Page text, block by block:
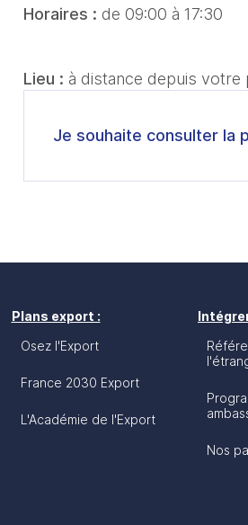
Horaires : de 09:00 à 17:30
Lieu : à distance depuis votre
Je souhaite consulter la
Plans export :
Osez l'Export
France 2030 Export
L'Académie de l'Export
Nos